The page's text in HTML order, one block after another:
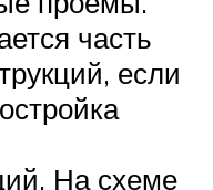
часть
если
На схеме